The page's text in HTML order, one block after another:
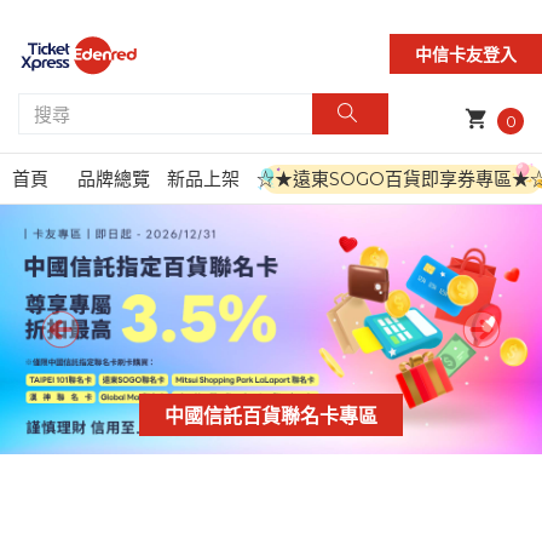
中信卡友登入
shopping_cart 0
首頁 品牌總覽 新品上架 ☆★遠東SOGO百貨即享券專區
中國信託百貨聯名卡專區